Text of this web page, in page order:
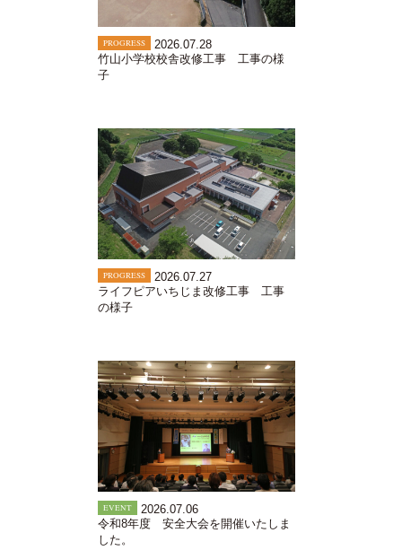
PROGRESS
2026.07.28
竹山小学校校舎改修工事 工事の様
子
PROGRESS
2026.07.27
ライフピアいちじま改修工事 工事
の様子
EVENT
2026.07.06
令和8年度 安全大会を開催いたしま
した。